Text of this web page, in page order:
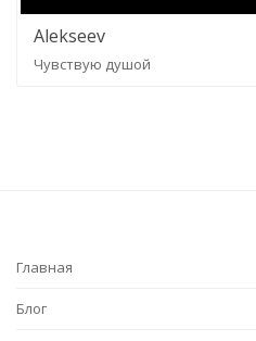
Alekseev
Чувствую душой
Главная
Блог